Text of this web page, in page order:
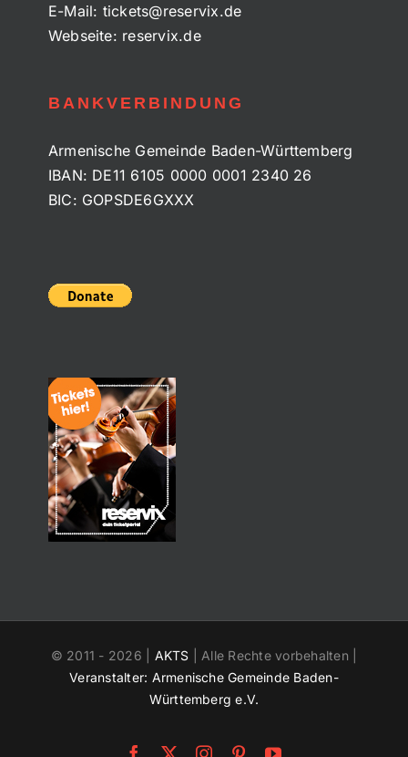
E-Mail: tickets@reservix.de
Webseite: reservix.de
BANKVERBINDUNG
Armenische Gemeinde Baden-Württemberg
IBAN: DE11 6105 0000 0001 2340 26
BIC: GOPSDE6GXXX
© 2011 - 2026 | AKTS | Alle Rechte vorbehalten |
Veranstalter: Armenische Gemeinde Baden-
Württemberg e.V.
Facebook
X Instagram
PinterestYouTube